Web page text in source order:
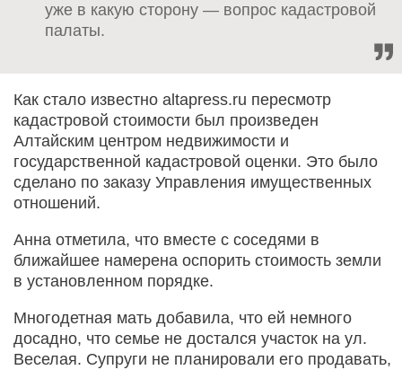
уже в какую сторону — вопрос кадастровой
палаты.
Как стало известно altapress.ru пересмотр
кадастровой стоимости был произведен
Алтайским центром недвижимости и
государственной кадастровой оценки. Это было
сделано по заказу Управления имущественных
отношений.
Анна отметила, что вместе с соседями в
ближайшее намерена оспорить стоимость земли
в установленном порядке.
Многодетная мать добавила, что ей немного
досадно, что семье не достался участок на ул.
Веселая. Супруги не планировали его продавать,